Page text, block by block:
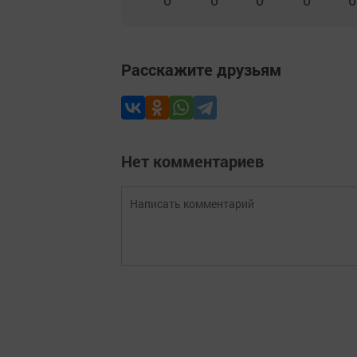
Расскажите друзьям
Нет комментариев